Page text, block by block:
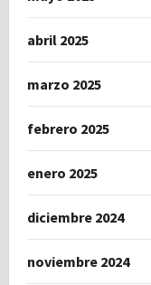
abril 2025
marzo 2025
febrero 2025
enero 2025
diciembre 2024
noviembre 2024